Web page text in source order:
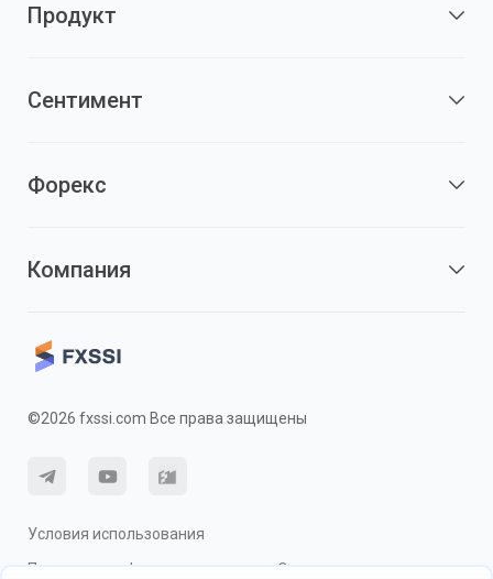
Продукт
Сентимент
Форекс
Компания
©2026 fxssi.com Все права защищены
Условия использования
Политика конфиденциальности
О рисках